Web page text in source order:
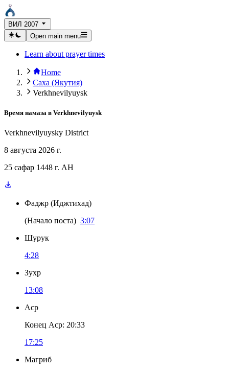
ВИЛ 2007
Open main menu
Learn about prayer times
Home
Саха (Якутия)
Verkhnevilyuysk
Время намаза в Verkhnevilyuysk
Verkhnevilyuysky District
8 августа 2026 г.
25 сафар 1448 г. AH
Фаджр (Иджтихад)
(Начало поста) 3:07
Шурук
4:28
Зухр
13:08
Аср
Конец Аср: 20:33
17:25
Магриб